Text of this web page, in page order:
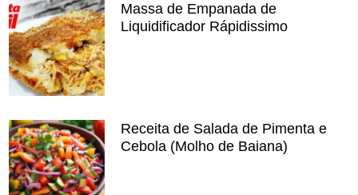
Massa de Empanada de
Liquidificador Rápidissimo
Receita de Salada de Pimenta e
Cebola (Molho de Baiana)